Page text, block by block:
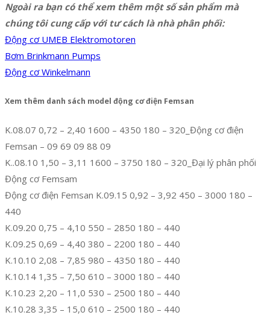
Ngoài ra bạn có thể xem thêm một số sản phẩm mà
chúng tôi cung cấp với tư cách là nhà phân phối:
Động cơ UMEB Elektromotoren
Bơm Brinkmann Pumps
Động cơ Winkelmann
Xem thêm danh sách model động cơ điện Femsan
K.08.07 0,72 – 2,40 1600 – 4350 180 – 320_Động cơ điện
Femsan – 09 69 09 88 09
K..08.10 1,50 – 3,11 1600 – 3750 180 – 320_Đại lý phân phối
Động cơ Femsam
Động cơ điện Femsan K.09.15 0,92 – 3,92 450 – 3000 180 –
440
K.09.20 0,75 – 4,10 550 – 2850 180 – 440
K.09.25 0,69 – 4,40 380 – 2200 180 – 440
K.10.10 2,08 – 7,85 980 – 4350 180 – 440
K.10.14 1,35 – 7,50 610 – 3000 180 – 440
K.10.23 2,20 – 11,0 530 – 2500 180 – 440
K.10.28 3,35 – 15,0 610 – 2500 180 – 440